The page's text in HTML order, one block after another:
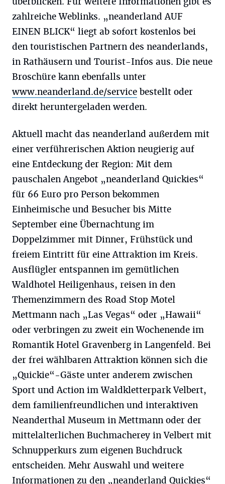
zahlreiche Weblinks. „neanderland AUF
EINEN BLICK“ liegt ab sofort kostenlos bei
den touristischen Partnern des neanderlands,
in Rathäusern und Tourist-Infos aus. Die neue
Broschüre kann ebenfalls unter
www.neanderland.de/service bestellt oder
direkt heruntergeladen werden.
Aktuell macht das neanderland außerdem mit
einer verführerischen Aktion neugierig auf
eine Entdeckung der Region: Mit dem
pauschalen Angebot „neanderland Quickies“
für 66 Euro pro Person bekommen
Einheimische und Besucher bis Mitte
September eine Übernachtung im
Doppelzimmer mit Dinner, Frühstück und
freiem Eintritt für eine Attraktion im Kreis.
Ausflügler entspannen im gemütlichen
Waldhotel Heiligenhaus, reisen in den
Themenzimmern des Road Stop Motel
Mettmann nach „Las Vegas“ oder „Hawaii“
oder verbringen zu zweit ein Wochenende im
Romantik Hotel Gravenberg in Langenfeld. Bei
der frei wählbaren Attraktion können sich die
„Quickie“-Gäste unter anderem zwischen
Sport und Action im Waldkletterpark Velbert,
dem familienfreundlichen und interaktiven
Neanderthal Museum in Mettmann oder der
mittelalterlichen Buchmacherey in Velbert mit
Schnupperkurs zum eigenen Buchdruck
entscheiden. Mehr Auswahl und weitere
Informationen zu den „neanderland Quickies“